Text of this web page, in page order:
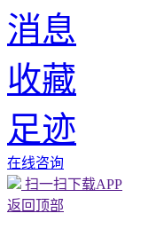
消息
收藏
足迹
在线咨询
扫一扫下载APP
返回顶部